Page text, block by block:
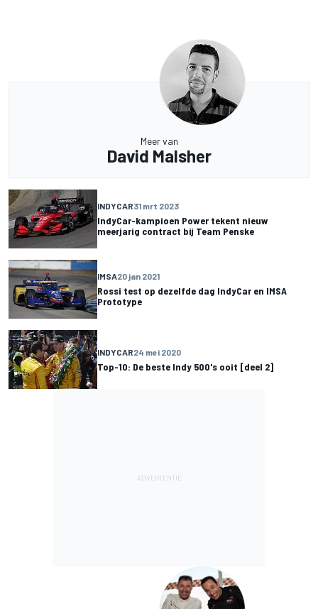
Meer van
David Malsher
INDYCAR31 mrt 2023
IndyCar-kampioen Power tekent nieuw
meerjarig contract bij Team Penske
IMSA20 jan 2021
Rossi test op dezelfde dag IndyCar en IMSA
Prototype
INDYCAR24 mei 2020
Top-10: De beste Indy 500's ooit [deel 2]